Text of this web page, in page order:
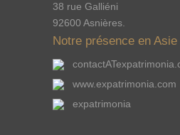
38 rue Galliéni
92600 Asnières.
Notre présence en
www.expatrimonia.com
expatrimonia